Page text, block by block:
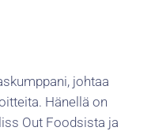
johtaa
Hänellä on
Out Foodsista ja